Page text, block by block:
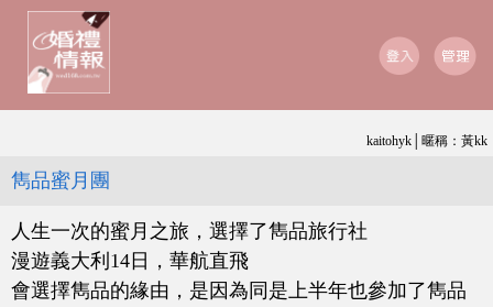
kaitohyk│暱稱：黃kk
雋品蜜月團
人生一次的蜜月之旅，選擇了雋品旅行社
漫遊義大利14日，華航直飛
會選擇雋品的緣由，是因為同是上半年也參加了雋品